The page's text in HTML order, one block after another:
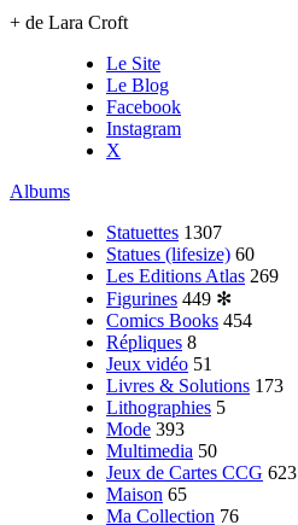
+ de Lara Croft
Le Site
Le Blog
Facebook
Instagram
X
Albums
Statuettes 1307
Statues (lifesize) 60
Les Editions Atlas 269
Figurines 449 ✻
Comics Books 454
Répliques 8
Jeux vidéo 51
Livres & Solutions 173
Lithographies 5
Mode 393
Multimedia 50
Jeux de Cartes CCG 623
Maison 65
Ma Collection 76